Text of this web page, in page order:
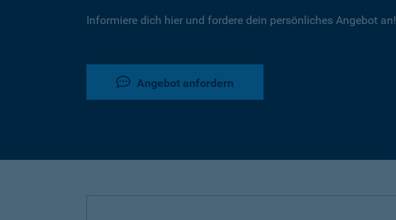
Informiere dich hier und fordere dein persönliches Angebot an!
Angebot anfordern